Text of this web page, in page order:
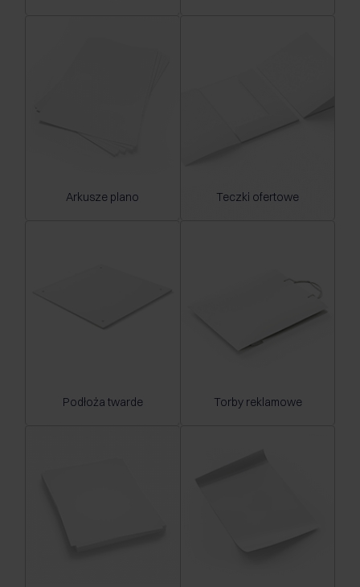
Arkusze plano Teczki ofertowe
Podłoża twarde Torby reklamowe